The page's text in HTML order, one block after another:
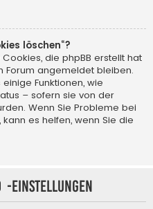
löschen“?
die phpBB erstellt hat
Forum angemeldet bleiben.
Funktionen, wie
– sofern sie von der
Wenn Sie Probleme bei
es helfen, wenn Sie die
-einstellungen